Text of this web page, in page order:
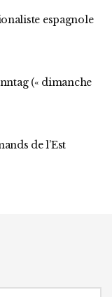
espagnole
(« dimanche
de l’Est